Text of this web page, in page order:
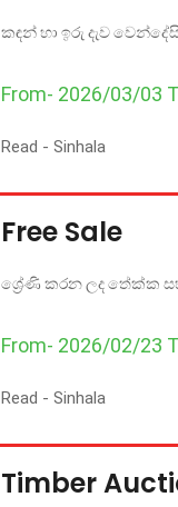
කඳන් හා ඉරු දැව
From- 2026/03/03
Read - Sinhala
Free Sale
ශ්‍රේණි කරන ලද තේක්ක
From- 2026/02/23
Read - Sinhala
Timber